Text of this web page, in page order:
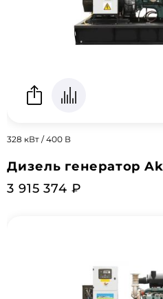
328 кВт / 400 В
Дизель генератор
3 915 374 ₽